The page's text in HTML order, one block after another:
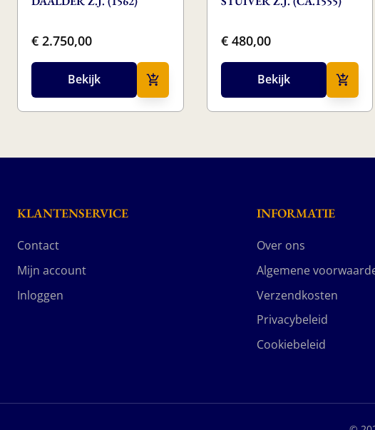
€ 2.750,00
Bekijk
€ 480,00
Bekijk
KLANTENSERVICE
Contact
Mijn account
Inloggen
INFORMATIE
Over ons
Algemene
Verzendkosten
Privacybeleid
Cookiebeleid